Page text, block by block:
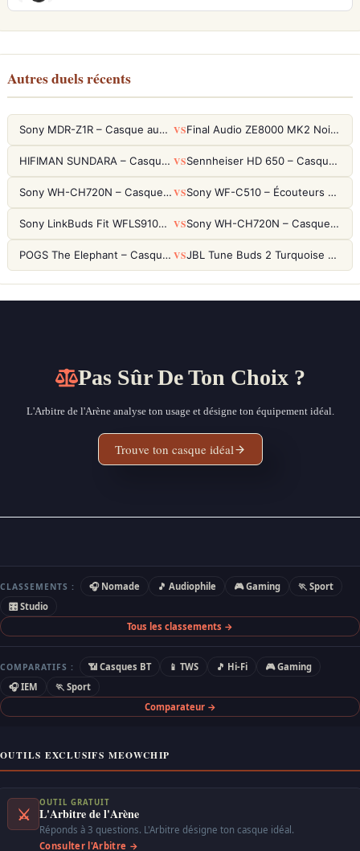
Autres duels récents
Sony MDR-Z1R – Casque audiophile fermé haute résolution VS Final Audio ZE8000 MK2 Noir – Écouteurs True Wireless audiophiles 8K Sound
HIFIMAN SUNDARA – Casque Planar Magnetic Ouvert Over-Ear Audiophile VS Sennheiser HD 650 – Casque audiophile ouvert pour l'écoute analytique
Sony WH-CH720N – Casque ANC 35h, Ultra-léger (192g) avec Processeur V1 VS Sony WF-C510 – Écouteurs True Wireless compacts, autonomie 22h et multipoint
Sony LinkBuds Fit WFLS910NW Blanc – Écouteurs Sport Ailes ANC VS Sony WH-CH720N – Casque ANC 35h, Ultra-léger (192g) avec Processeur V1
POGS The Elephant – Casque Filaire Enfants 85dB POGS-Safe™ (Éco-Responsable) VS JBL Tune Buds 2 Turquoise – Écouteurs True Wireless avec ANC et autonomie 48h
Pas Sûr De Ton Choix ?
L'Arbitre de l'Arène analyse ton usage et désigne ton équipement idéal.
Trouve ton casque idéal
CLASSEMENTS : 🎧 Nomade 🎵 Audiophile 🎮 Gaming
🏃 Sport
🎛 Studio
Tous les classements →
COMPARATIFS : 📶 Casques BT 📱 TWS 🎵 Hi-Fi
🎮 Gaming
🎧 IEM
🏃 Sport
Comparateur →
OUTILS EXCLUSIFS MEOWCHIP
⚔
OUTIL GRATUIT
L'Arbitre de l'Arène
Réponds à 3 questions. L'Arbitre désigne ton casque idéal.
Consulter l'Arbitre →